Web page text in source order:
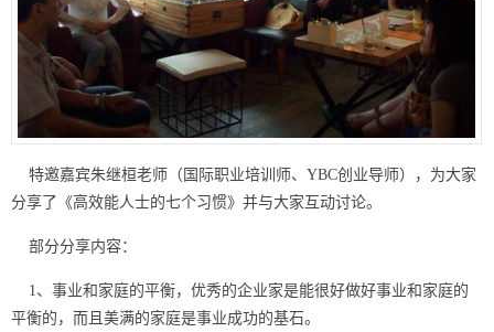
特邀嘉宾朱继桓老师（国际职业培训师、YBC创业导师），为大家
分享了《高效能人士的七个习惯》并与大家互动讨论。
部分分享内容：
1、事业和家庭的平衡，优秀的企业家是能很好做好事业和家庭的
平衡的，而且美满的家庭是事业成功的基石。